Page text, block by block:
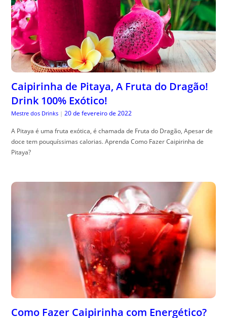
Caipirinha de Pitaya, A Fruta do Dragão!
Drink 100% Exótico!
Mestre dos Drinks | 20 de fevereiro de 2022
A Pitaya é uma fruta exótica, é chamada de Fruta do Dragão, Apesar de
doce tem pouquíssimas calorias. Aprenda Como Fazer Caipirinha de
Pitaya?
Como Fazer Caipirinha com Energético?